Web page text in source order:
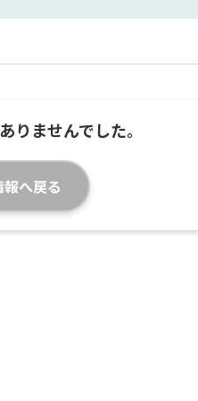
りませんでした。
へ戻る